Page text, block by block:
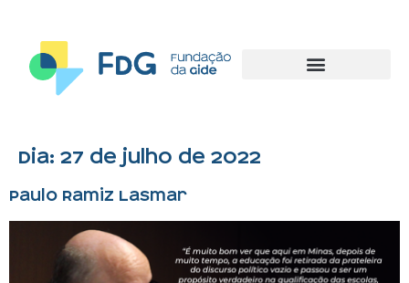
Dia: 27 de julho de 2022
Paulo Ramiz Lasmar